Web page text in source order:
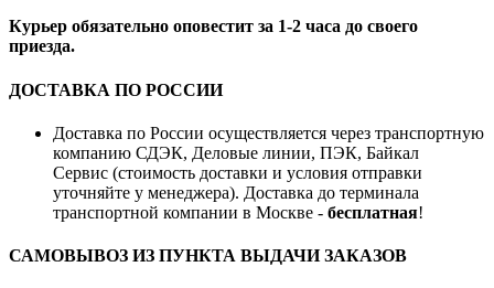
Курьер обязательно оповестит за 1-2 часа до своего
приезда.
ДОСТАВКА ПО РОССИИ
Доставка по России осуществляется через транспортную
компанию СДЭК, Деловые линии, ПЭК, Байкал
Сервис (стоимость доставки и условия отправки
уточняйте у менеджера). Доставка до терминала
транспортной компании в Москве - бесплатная!
САМОВЫВОЗ ИЗ ПУНКТА ВЫДАЧИ ЗАКАЗОВ